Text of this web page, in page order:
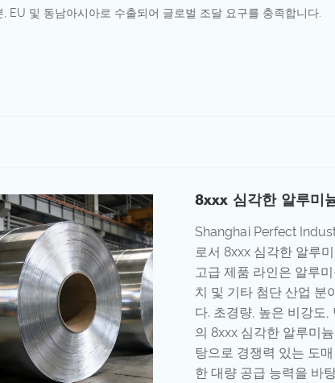
및 동남아시아로 수출되어 글로벌 조달 요구를 충족합니다.
8xxx 심각한 알루미
Shanghai Perfect
로서 8xxx 심각한 알루
고급 제품 라인은 알루
치 및 기타 첨단 산업 분
다. 초경량, 높은 비강도
의 8xxx 심각한 알루미
탕으로 경쟁력 있는 도
한 대량 공급 능력을 바